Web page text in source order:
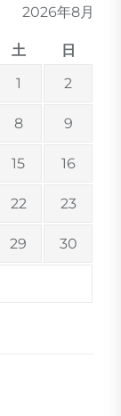
2026年8月
土
日
1
2
8 9
15 16
22 23
29 30